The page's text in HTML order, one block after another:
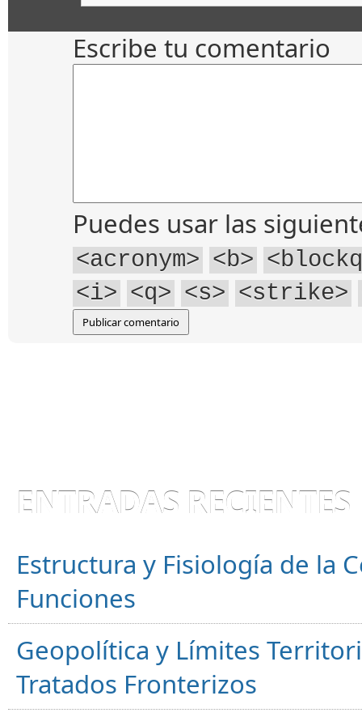
Escribe tu comentario
Puedes usar las
<acronym> <b>
<i> <q> <s> <strike>
ENTRADAS RECIENTES
Estructura y Fisiología de la
Funciones
Geopolítica y Límites
Tratados Fronterizos